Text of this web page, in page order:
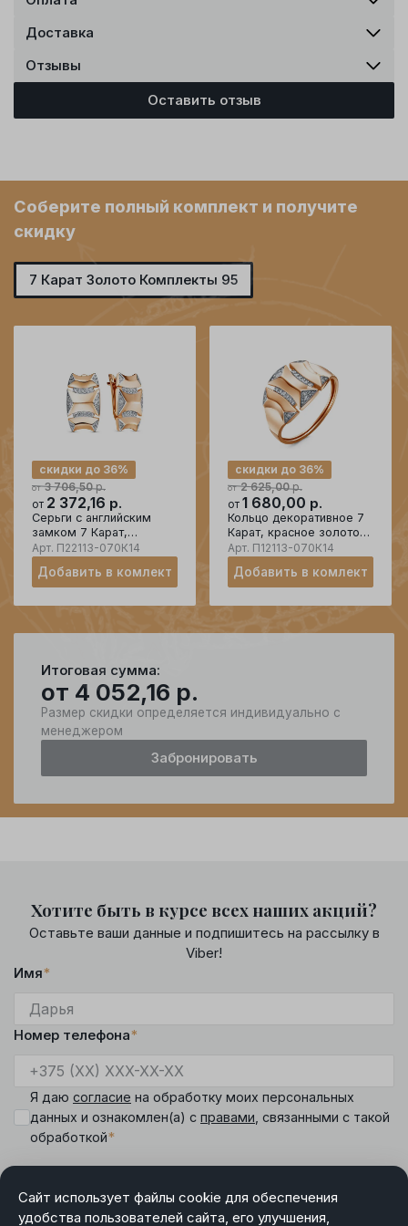
Доставка
Отзывы
Оставить отзыв
Соберите полный комплект и получите
скидку
7 Карат Золото Комплекты 95
от 3 706,50р.
скидки до 36%
от 2 372,16 р.
Серьги с английским
замком 7 Карат,
красное золото 585
проба, вставка фианит
Арт. П22113-070К14
Добавить в комлект
от 2 625,00р.
скидки до 36%
от 1 680,00 р.
Кольцо декоративное 7
Карат, красное золото
585 проба, вставка
фианит
Арт. П12113-070К14
Добавить в комлект
Итоговая сумма:
от 4 052,16 р.
Размер скидки определяется индивидуально с
менеджером
Забронировать
Сайт использует файлы cookie для обеспечения
удобства пользователей сайта, его улучшения,
Хотите быть в курсе всех наших акций?
Оставьте ваши данные и подпишитесь на рассылку в
Viber!
Имя*
Номер телефона*
Я даю согласие на обработку моих персональных
данных и ознакомлен(а) с правами , связанными с такой
обработкой*